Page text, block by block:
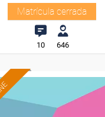
Matrícula cerrada
10 646